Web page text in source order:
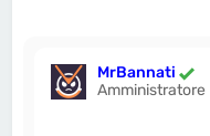
MrBannati
Amministratore